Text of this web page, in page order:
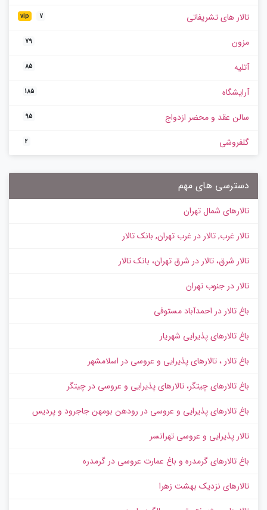
تالار های تشریفاتی vip 7
مزون 79
آتلیه 85
آرایشگاه 185
سالن عقد و محضر ازدواج 95
گلفروشی 2
دسترسی های مهم
تالارهای شمال تهران
تالار غرب, تالار در غرب تهران, بانک تالار
تالار شرق، تالار در شرق تهران، بانک تالار
تالار در جنوب تهران
باغ تالار در احمدآباد مستوفی
باغ تالارهای پذیرایی شهریار
باغ تالار ، تالارهای پذیرایی و عروسی در اسلامشهر
باغ تالارهای چیتگر، تالارهای پذیرایی و عروسی در چیتگر
باغ تالارهای پذیرایی و عروسی در رودهن بومهن جاجرود و پردیس
تالار پذیرایی و عروسی تهرانسر
باغ تالارهای گرمدره و باغ عمارت عروسی در گرمدره
تالارهای نزدیک بهشت زهرا